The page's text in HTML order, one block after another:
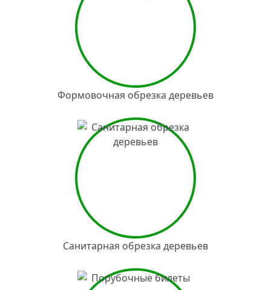
Формовочная обрезка деревьев
Санитарная обрезка деревьев